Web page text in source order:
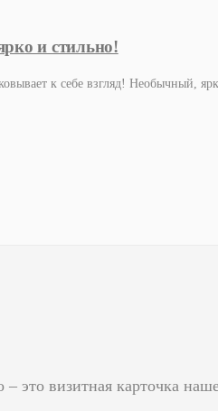
и стильно!
к себе взгляд! Необычный,
это визитная карточка